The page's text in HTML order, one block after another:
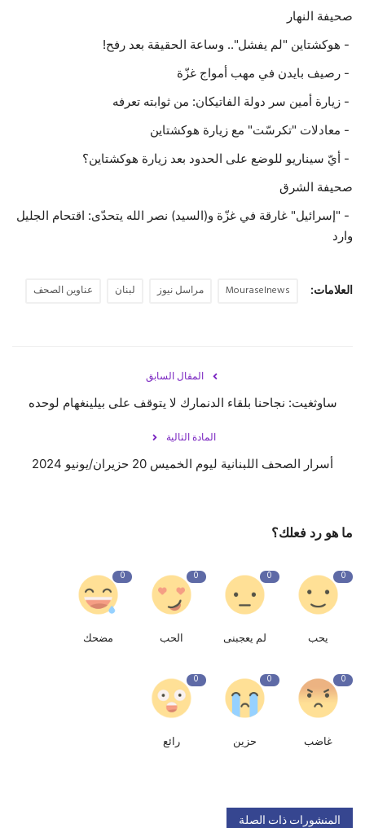
صحيفة النهار
- هوكشتاين "لم يفشل".. وساعة الحقيقة بعد رفح!
- رصيف بايدن في مهب أمواج غزّة
- زيارة أمين سر دولة الفاتيكان: من ثوابته تعرفه
- معادلات "تكرسّت" مع زيارة هوكشتاين
- أيّ سيناريو للوضع على الحدود بعد زيارة هوكشتاين؟
صحيفة الشرق
- "إسرائيل" غارقة في غزّة و(السيد) نصر الله يتحدّى: اقتحام الجليل
وارد
العلامات: Mouraselnews مراسل نيوز لبنان عناوين الصحف
المقال السابق
ساوثغيت: نجاحنا بلقاء الدنمارك لا يتوقف على بيلينغهام لوحده
المادة التالية
أسرار الصحف اللبنانية ليوم الخميس 20 حزيران/يونيو 2024
ما هو رد فعلك؟
0
يحب
0
لم يعجبنى
0
الحب
0
مضحك
0
غاضب
0
حزين
0
رائع
المنشورات ذات الصلة